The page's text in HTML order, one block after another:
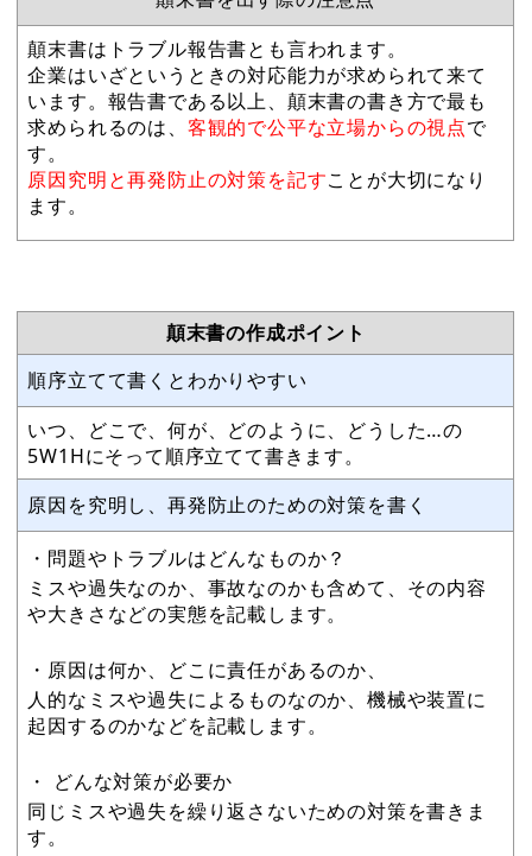
顛末書はトラブル報告書とも言われます。
企業はいざというときの対応能力が求められて来て
います。報告書である以上、顛末書の書き方で最も
求められるのは、 客観的で公平な立場からの視点で
す。
原因究明と再発防止の対策を記すことが大切になり
ます。
顛末書の作成ポイント
順序立てて書くとわかりやすい
いつ、どこで、何が、どのように、どうした…の
5W1Hにそって順序立てて書きます。
原因を究明し、再発防止のための対策を書く
・問題やトラブルはどんなものか？
ミスや過失なのか、事故なのかも含めて、その内容
や大きさなどの実態を記載します。
・原因は何か、どこに責任があるのか、
人的なミスや過失によるものなのか、機械や装置に
起因するのかなどを記載します。
・ どんな対策が必要か
同じミスや過失を繰り返さないための対策を書きま
す。